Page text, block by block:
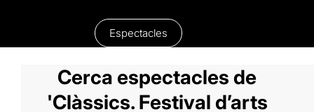
Espectacles
Cerca espectacles de
'Clàssics. Festival d’arts